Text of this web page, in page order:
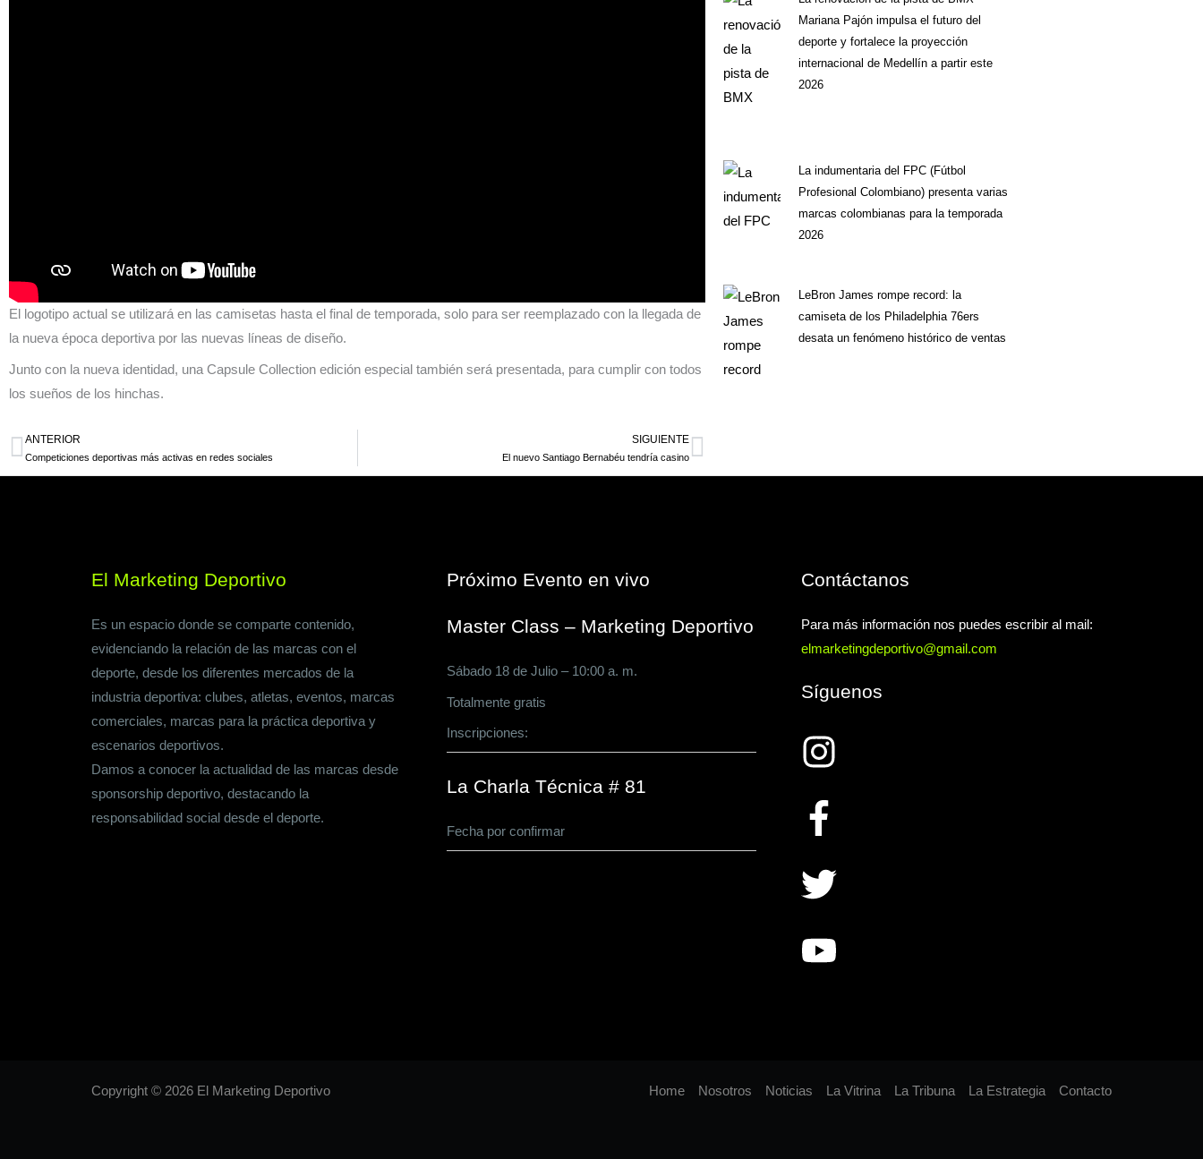
El logotipo actual se utilizará en las camisetas hasta el final de temporada, solo para ser reemplazado con la llegada de
la nueva época deportiva por las nuevas líneas de diseño.
Junto con la nueva identidad, una Capsule Collection edición especial también será presentada, para cumplir con todos
los sueños de los hinchas.
Ant
ANTERIOR
Competiciones deportivas más activas en redes sociales
SIGUIENTE
El nuevo Santiago Bernabéu tendría casinoSiguiente
Mariana Pajón impulsa el futuro del
deporte y fortalece la proyección
internacional de Medellín a partir este
2026
La indumentaria del FPC (Fútbol
Profesional Colombiano) presenta varias
marcas colombianas para la temporada
2026
LeBron James rompe record: la
camiseta de los Philadelphia 76ers
desata un fenómeno histórico de ventas
El Marketing Deportivo
Es un espacio donde se comparte contenido,
evidenciando la relación de las marcas con el
deporte, desde los diferentes mercados de la
industria deportiva: clubes, atletas, eventos, marcas
comerciales, marcas para la práctica deportiva y
escenarios deportivos.
Damos a conocer la actualidad de las marcas desde
sponsorship deportivo, destacando la
responsabilidad social desde el deporte.
Próximo Evento en vivo
Master Class – Marketing Deportivo
Sábado 18 de Julio – 10:00 a. m.
Totalmente gratis
Inscripciones:
La Charla Técnica # 81
Fecha por confirmar
Contáctanos
Para más información nos puedes escribir al mail:
elmarketingdeportivo@gmail.com
Síguenos
Copyright © 2026 El Marketing Deportivo Home Nosotros Noticias La Vitrina La Tribuna La Estrategia Contacto